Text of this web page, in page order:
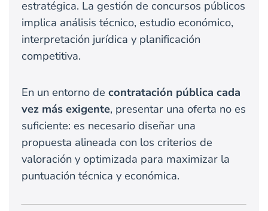
estratégica. La gestión de concursos públicos
implica análisis técnico, estudio económico,
interpretación jurídica y planificación
competitiva.
En un entorno de contratación pública cada
vez más exigente, presentar una oferta no es
suficiente: es necesario diseñar una
propuesta alineada con los criterios de
valoración y optimizada para maximizar la
puntuación técnica y económica.